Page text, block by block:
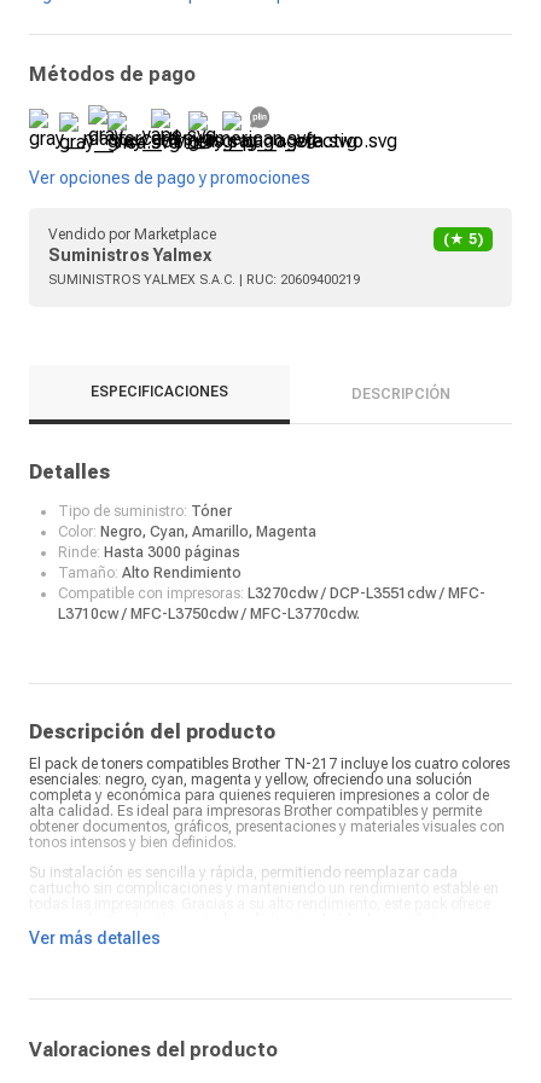
Métodos de pago
Ver opciones de pago y promociones
Vendido por Marketplace
Suministros Yalmex
(★ 5)
SUMINISTROS YALMEX S.A.C. | RUC: 20609400219
ESPECIFICACIONES DESCRIPCIÓN
Detalles
Tipo de suministro: Tóner
Color: Negro, Cyan, Amarillo, Magenta
Rinde: Hasta 3000 páginas
Tamaño: Alto Rendimiento
Compatible con impresoras: L3270cdw / DCP-L3551cdw / MFC-
L3710cw / MFC-L3750cdw / MFC-L3770cdw.
Descripción del producto
El pack de toners compatibles Brother TN-217 incluye los cuatro colores
esenciales: negro, cyan, magenta y yellow, ofreciendo una solución
completa y económica para quienes requieren impresiones a color de
alta calidad. Es ideal para impresoras Brother compatibles y permite
obtener documentos, gráficos, presentaciones y materiales visuales con
tonos intensos y bien definidos.
Su instalación es sencilla y rápida, permitiendo reemplazar cada
cartucho sin complicaciones y manteniendo un rendimiento estable en
emprendedores, estudiantes y usuarios que imprimen con frecuencia y
durabilidad y confiabilidad en el uso diario. Es una alternativa práctica
garantizando una impresión clara, vibrante y uniforme en cada página.
Ver más detalles
Valoraciones del producto